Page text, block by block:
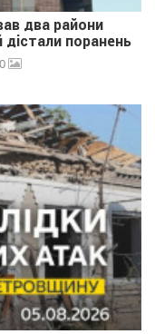
два райони
поранень